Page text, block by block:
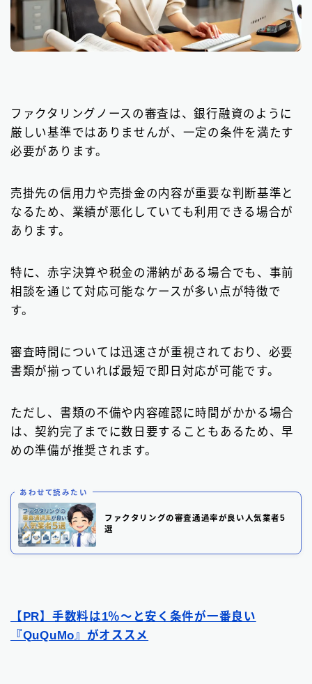
ファクタリングノースの審査は、銀行融資のように
厳しい基準ではありませんが、一定の条件を満たす
必要があります。
売掛先の信用力や売掛金の内容が重要な判断基準と
なるため、業績が悪化していても利用できる場合が
あります。
特に、赤字決算や税金の滞納がある場合でも、事前
相談を通じて対応可能なケースが多い点が特徴で
す。
審査時間については迅速さが重視されており、必要
書類が揃っていれば最短で即日対応が可能です。
ただし、書類の不備や内容確認に時間がかかる場合
は、契約完了までに数日要することもあるため、早
めの準備が推奨されます。
あわせて読みたい
ファクタリングの審査通過率が良い人気業者5
選
【PR】手数料は1％〜と安く条件が一番良い
『QuQuMo』がオススメ